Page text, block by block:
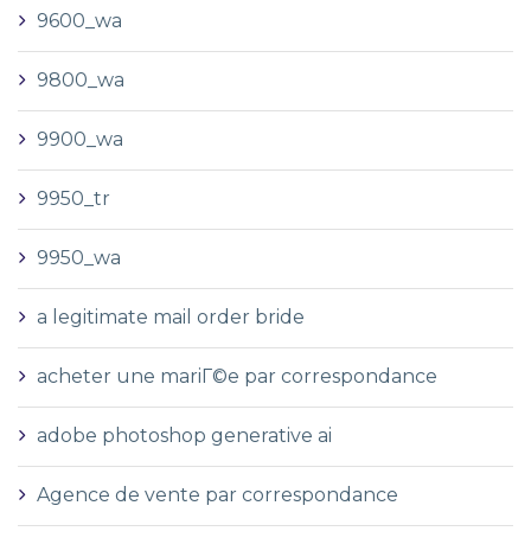
9600_wa
9800_wa
9900_wa
9950_tr
9950_wa
a legitimate mail order bride
acheter une mariГ©e par correspondance
adobe photoshop generative ai
Agence de vente par correspondance